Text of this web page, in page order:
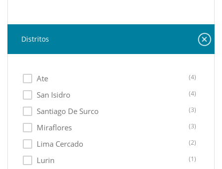
Distritos
Ate (4)
San Isidro (4)
Santiago De Surco (3)
Miraflores (3)
Lima Cercado (2)
Lurin (1)